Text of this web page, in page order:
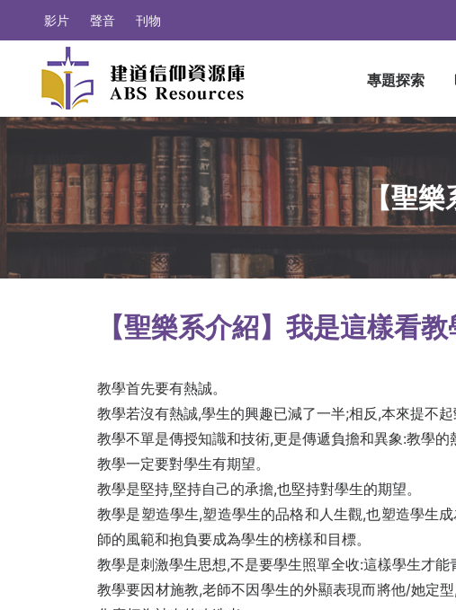
影片 聲音 刊物
專題探索
【聖樂
【聖樂系介紹】我是這樣看
教學首先要有熱誠。
教學若沒有熱誠,學生的興趣已減了一半;相反,本來提不
教學不單是傳授知識和技術,更是傳遞負擔和異象:教學的
教學一定要對學生有期望。
教學是堅持,堅持自己的承擔,也堅持對學生的期望。
教學是塑造學生,塑造學生的品格和人生觀,也塑造學生
師的風範和抱負要成為學生的榜樣和目標。
教學是刺激學生思想,不是要學生照單全收:這樣學生才能
教學要因材施教,老師不因學生的外顯表現而將他/她定